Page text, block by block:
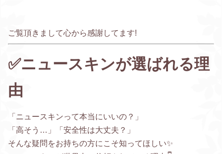
ご覧頂きまして心から感謝してます!
✅ニュースキンが選ばれる理
由
「ニュースキンって本当にいいの？」
「高そう…」「安全性は大丈夫？」
そんな疑問をお持ちの方にこそ知ってほしい✨